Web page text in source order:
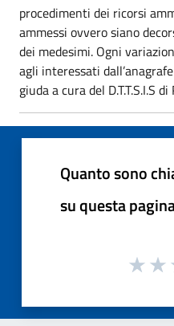
procedimenti dei ricorsi
ammessi ovvero siano
dei medesimi. Ogni
agli interessati
giuda a cura del D.T.T.S.I.S di
Quanto sono
su questa